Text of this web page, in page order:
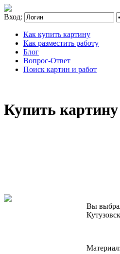
Вход:
Как купить картину
Как разместить работу
Блог
Вопрос-Ответ
Поиск картин и работ
Купить картину
Вы